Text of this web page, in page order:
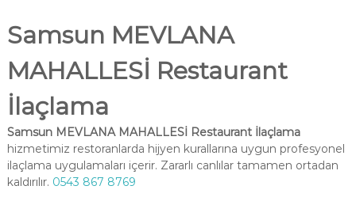
Samsun MEVLANA
MAHALLESİ Restaurant
İlaçlama
Samsun MEVLANA MAHALLESİ Restaurant İlaçlama
hizmetimiz restoranlarda hijyen kurallarına uygun profesyonel
ilaçlama uygulamaları içerir. Zararlı canlılar tamamen ortadan
kaldırılır. 0543 867 8769